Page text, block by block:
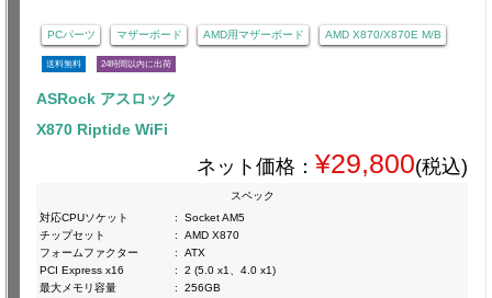
PCパーツ マザーボード AMD用マザーボード AMD X870/X870E M/B
送料無料 24時間以内に出荷
ASRock アスロック
X870 Riptide WiFi
ネット価格： ¥29,800(税込)
スペック
対応CPUソケット
:
Socket AM5
チップセット
:
AMD X870
フォームファクター
:
ATX
PCI Express x16
:
2 (5.0 x1、4.0 x1)
最大メモリ容量
:
256GB